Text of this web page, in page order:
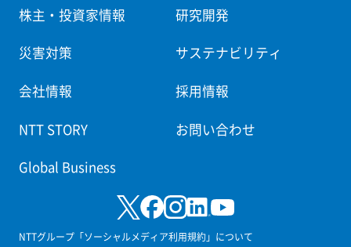
株主・投資家情報 研究開発
災害対策 サステナビリティ
会社情報 採用情報
NTT STORY お問い合わせ
Global Business
NTTグループ「ソーシャルメディア利用規約」について